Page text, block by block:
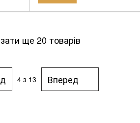
ще 20 товарів
4 з 13 Вперед